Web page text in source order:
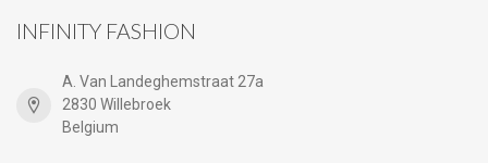
INFINITY FASHION
A. Van Landeghemstraat 27a
2830 Willebroek
Belgium